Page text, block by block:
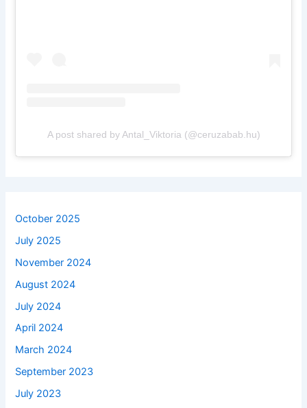
A post shared by Antal_Viktoria (@ceruzabab.hu)
October 2025
July 2025
November 2024
August 2024
July 2024
April 2024
March 2024
September 2023
July 2023